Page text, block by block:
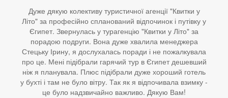
Дуже дякую колективу туристичної агенції "Квитки у
Літо" за професійно спланований відпочинок і путівку у
Єгипет. Звернулась у турагенцію "Квитки у Літо" за
порадою подруги. Вона дуже хвалила менеджера
Стецьку Ірину, я дослухалась поради і не пожалкувала
про це. Мені підібрали гарячий тур в Єгипет дешевший
ніж я планувала. Плюс підібрали дуже хороший готель
у бухті і там не було вітру. Так як я відпочивала взимку -
це було надзвичайно важливо. Дякую Вам!